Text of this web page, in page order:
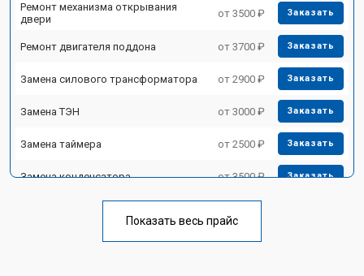
Ремонт механизма открывания
двери
от 3500 ₽ Заказать
Ремонт двигателя поддона от 3700 ₽ Заказать
Замена силового трансформатора от 2900 ₽ Заказать
Замена ТЭН от 3000 ₽ Заказать
Замена таймера от 2500 ₽ Заказать
Замена конденсатора от 3500 ₽ Заказать
Ремонт платы управления
Замена лампочки от 2400 ₽
Показать весь прайс